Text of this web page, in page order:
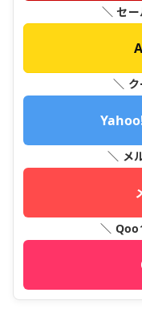
＼ セ
＼
＼ メ
＼